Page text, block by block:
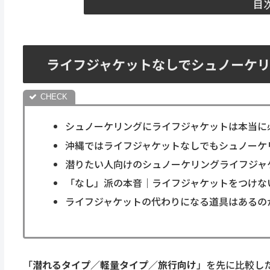
目
ライフジャケットなしでシュノーケ
シュノーケリングにライフジャケットは本当
沖縄ではライフジャケットなしでもシュノー
潜りたい人向けのシュノーケリングライフジ
「なし」派の本音｜ライフジャケットをつけ
ライフジャケットの代わりになる道具はあるの
「潜れるタイプ／軽量タイプ／旅行向け 」を先に比較し